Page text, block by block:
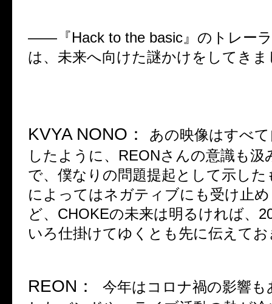
―― 『Hack to the basic 』のトレー
は、未来へ向けた謎かけをしてきま
KVYA NONO ：
あの映像はすべ
したように、 REONさんの意識も汲
で、僕なりの問題提起として示した
によってはネガティブにも受け止
ど、 CHOKEの未来は明るければ、
いろ仕掛けてゆくとも先に伝えて
REON ：
今年はコロナ禍の影響も